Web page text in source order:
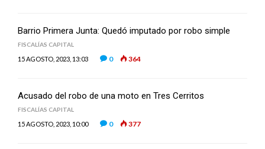
Barrio Primera Junta: Quedó imputado por robo simple
FISCALÍAS CAPITAL
15 AGOSTO, 2023, 13:03 0 364
Acusado del robo de una moto en Tres Cerritos
FISCALÍAS CAPITAL
15 AGOSTO, 2023, 10:00 0 377